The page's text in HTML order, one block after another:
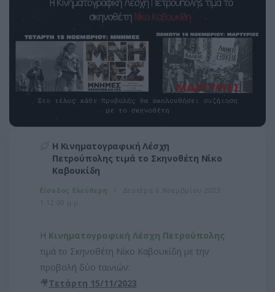
Η Κινηματογραφική Λέσχη
Πετρούπολης τιμά το Σκηνοθέτη Νίκο
Καβουκίδη
Είσοδος Ελεύθερη
Δευτέρα 6 Νοεμβρίου 2023
Η Κινηματογραφική Λέσχη Πετρούπολης
τιμά το Σκηνοθέτη Νίκο Καβουκίδη με την
προβολή δύο ταινιών:
🎥Τετάρτη 15/11/2023